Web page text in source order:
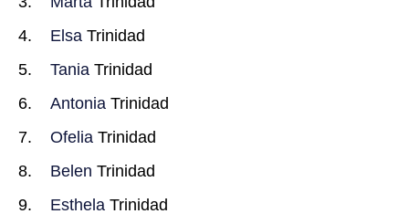
Elsa Trinidad
Tania Trinidad
Antonia Trinidad
Ofelia Trinidad
Belen Trinidad
Esthela Trinidad